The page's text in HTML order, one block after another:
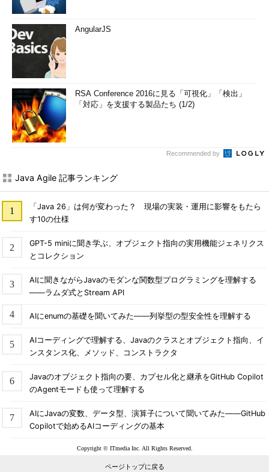
AngularJS
RSA Conference 2016に見る「可視化」「検出」
「対応」を支援する製品たち (1/2)
Recommended by
Java Agile 記事ランキング
「Java 26」は何が変わった？ 現場の実装・運用に影響をもたら
す10の仕様
GPT-5 miniに聞き学ぶ、オブジェクト指向の実用機能ジェネリクス
とコレクション
AIに聞きながらJavaのモダンな関数型プログラミングを理解する
――ラムダ式とStream API
AIにenumの基礎を聞いてみた――列挙型の型安全性を理解する
AIコーディングで理解する、Javaのクラスとオブジェクト指向、イ
ンスタンス化、メソッド、コンストラクタ
Javaのオブジェクト指向の要、カプセル化と継承をGitHub Copilot
のAgentモードも使って理解する
AIにJavaの変数、データ型、演算子について聞いてみた――GitHub
Copilotで始めるAIコーディングの基本
Copyright © ITmedia Inc. All Rights Reserved.
ページトップに戻る